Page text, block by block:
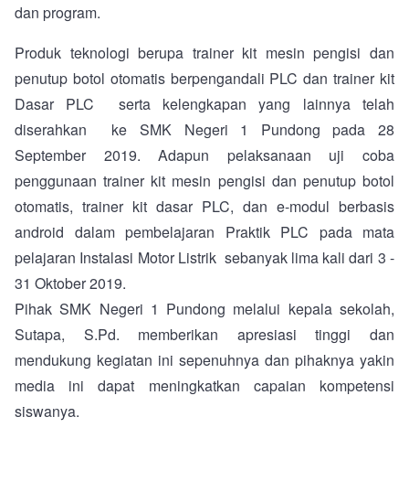
dan program.
Produk teknologi berupa trainer kit mesin pengisi dan
penutup botol otomatis berpengandali PLC dan trainer kit
Dasar PLC serta kelengkapan yang lainnya telah
diserahkan ke SMK Negeri 1 Pundong pada 28
September 2019. Adapun pelaksanaan uji coba
penggunaan trainer kit mesin pengisi dan penutup botol
otomatis, trainer kit dasar PLC, dan e-modul berbasis
android dalam pembelajaran Praktik PLC pada mata
pelajaran Instalasi Motor Listrik sebanyak lima kali dari 3 -
31 Oktober 2019.
Pihak SMK Negeri 1 Pundong melalui kepala sekolah,
Sutapa, S.Pd. memberikan apresiasi tinggi dan
mendukung kegiatan ini sepenuhnya dan pihaknya yakin
media ini dapat meningkatkan capaian kompetensi
siswanya.